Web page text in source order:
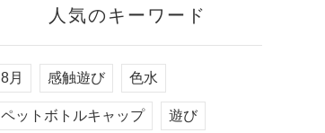
人気のキーワード
8月 感触遊び 色水
ペットボトルキャップ 遊び